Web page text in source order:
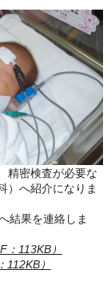
精密検査が必要な
）へ紹介になりま
結果を連絡しま
113KB）
）